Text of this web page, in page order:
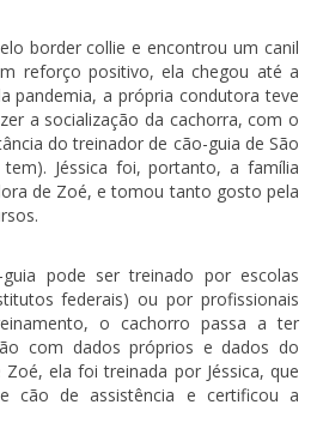
border collie e encontrou um canil
reforço positivo, ela chegou até a
pandemia, a própria condutora teve
a socialização da cachorra, com o
do treinador de cão-guia de São
Jéssica foi, portanto, a família
de Zoé, e tomou tanto gosto pela
pode ser treinado por escolas
federais) ou por profissionais
o cachorro passa a ter
com dados próprios e dados do
ela foi treinada por Jéssica, que
cão de assistência e certificou a